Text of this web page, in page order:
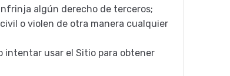
algún derecho de terceros;
o violen de otra manera cualquier
intentar usar el Sitio para obtener